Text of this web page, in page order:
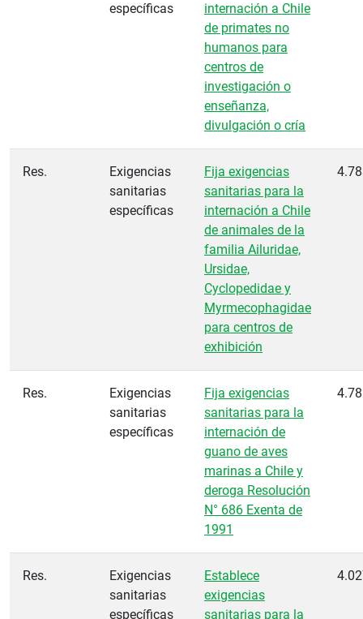
específicas
internación a Chile
de primates no
humanos para
centros de
investigación o
enseñanza,
divulgación o cría
Res.
Exigencias
sanitarias
específicas
Fija exigencias
sanitarias para la
internación a Chile
de animales de la
familia Ailuridae,
Ursidae,
Cyclopedidae y
Myrmecophagidae
para centros de
exhibición
Res.
Exigencias
sanitarias
específicas
Fija exigencias
sanitarias para la
internación de
guano de aves
marinas a Chile y
deroga Resolución
N° 686 Exenta de
1991
Res.
Exigencias
sanitarias
específicas
Establece
exigencias
sanitarias para la